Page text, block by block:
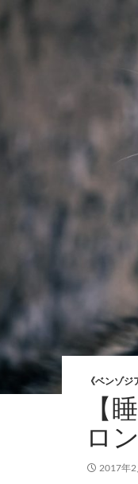
《ベンゾジ
【
ロ
2017年2